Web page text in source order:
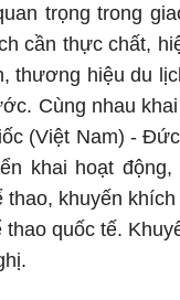
trọng trong
cần thực chất,
thương hiệu du
Cùng nhau
(Việt Nam) -
khai hoạt
khuyến
quốc tế.